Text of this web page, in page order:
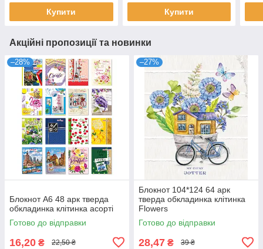
Купити Купити
Акційні пропозиції та новинки
–28%
Блокнот А6 48 арк тверда
обкладинка клітинка асорті
Готово до відправки
16,20 ₴ 22,50 ₴
–27%
Блокнот 104*124 64 арк
тверда обкладинка клітинка
Flowers
Готово до відправки
28,47 ₴ 39 ₴